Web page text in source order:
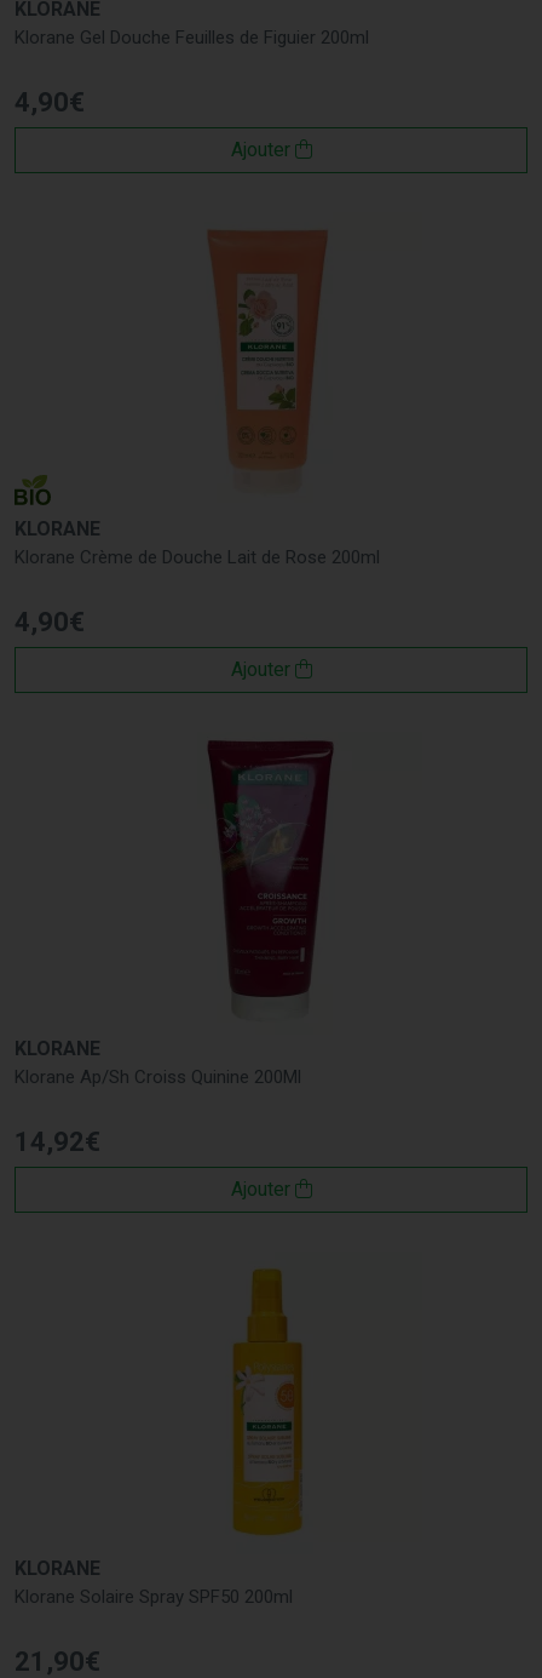
KLORANE
Klorane Gel Douche Feuilles de Figuier 200ml
4,90€
Ajouter
KLORANE
Klorane Crème de Douche Lait de Rose 200ml
4,90€
Ajouter
KLORANE
Klorane Ap/Sh Croiss Quinine 200Ml
14,92€
Ajouter
KLORANE
Klorane Solaire Spray SPF50 200ml
21 ,90€